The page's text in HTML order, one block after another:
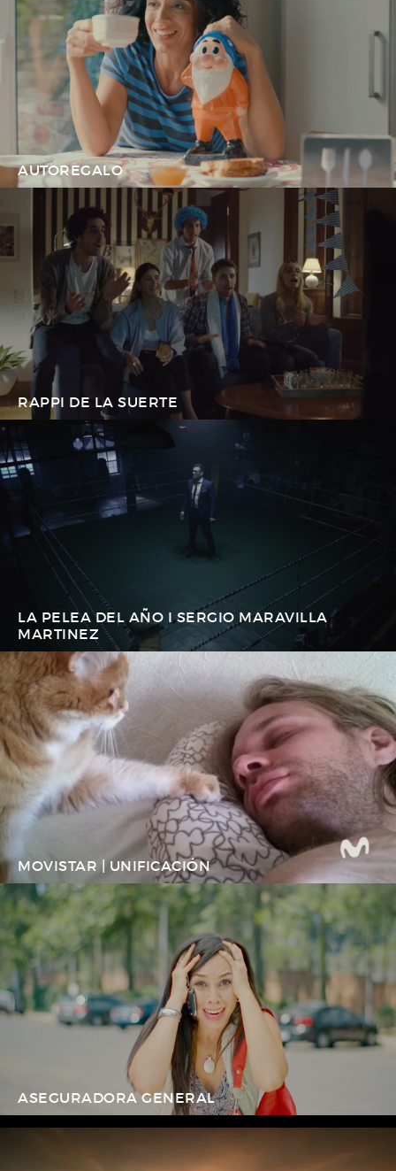
AUTOREGALO
RAPPI DE LA SUERTE
LA PELEA DEL AÑO I SERGIO MARAVILLA
MARTINEZ
MOVISTAR | UNIFICACIÓN
ASEGURADORA GENERAL